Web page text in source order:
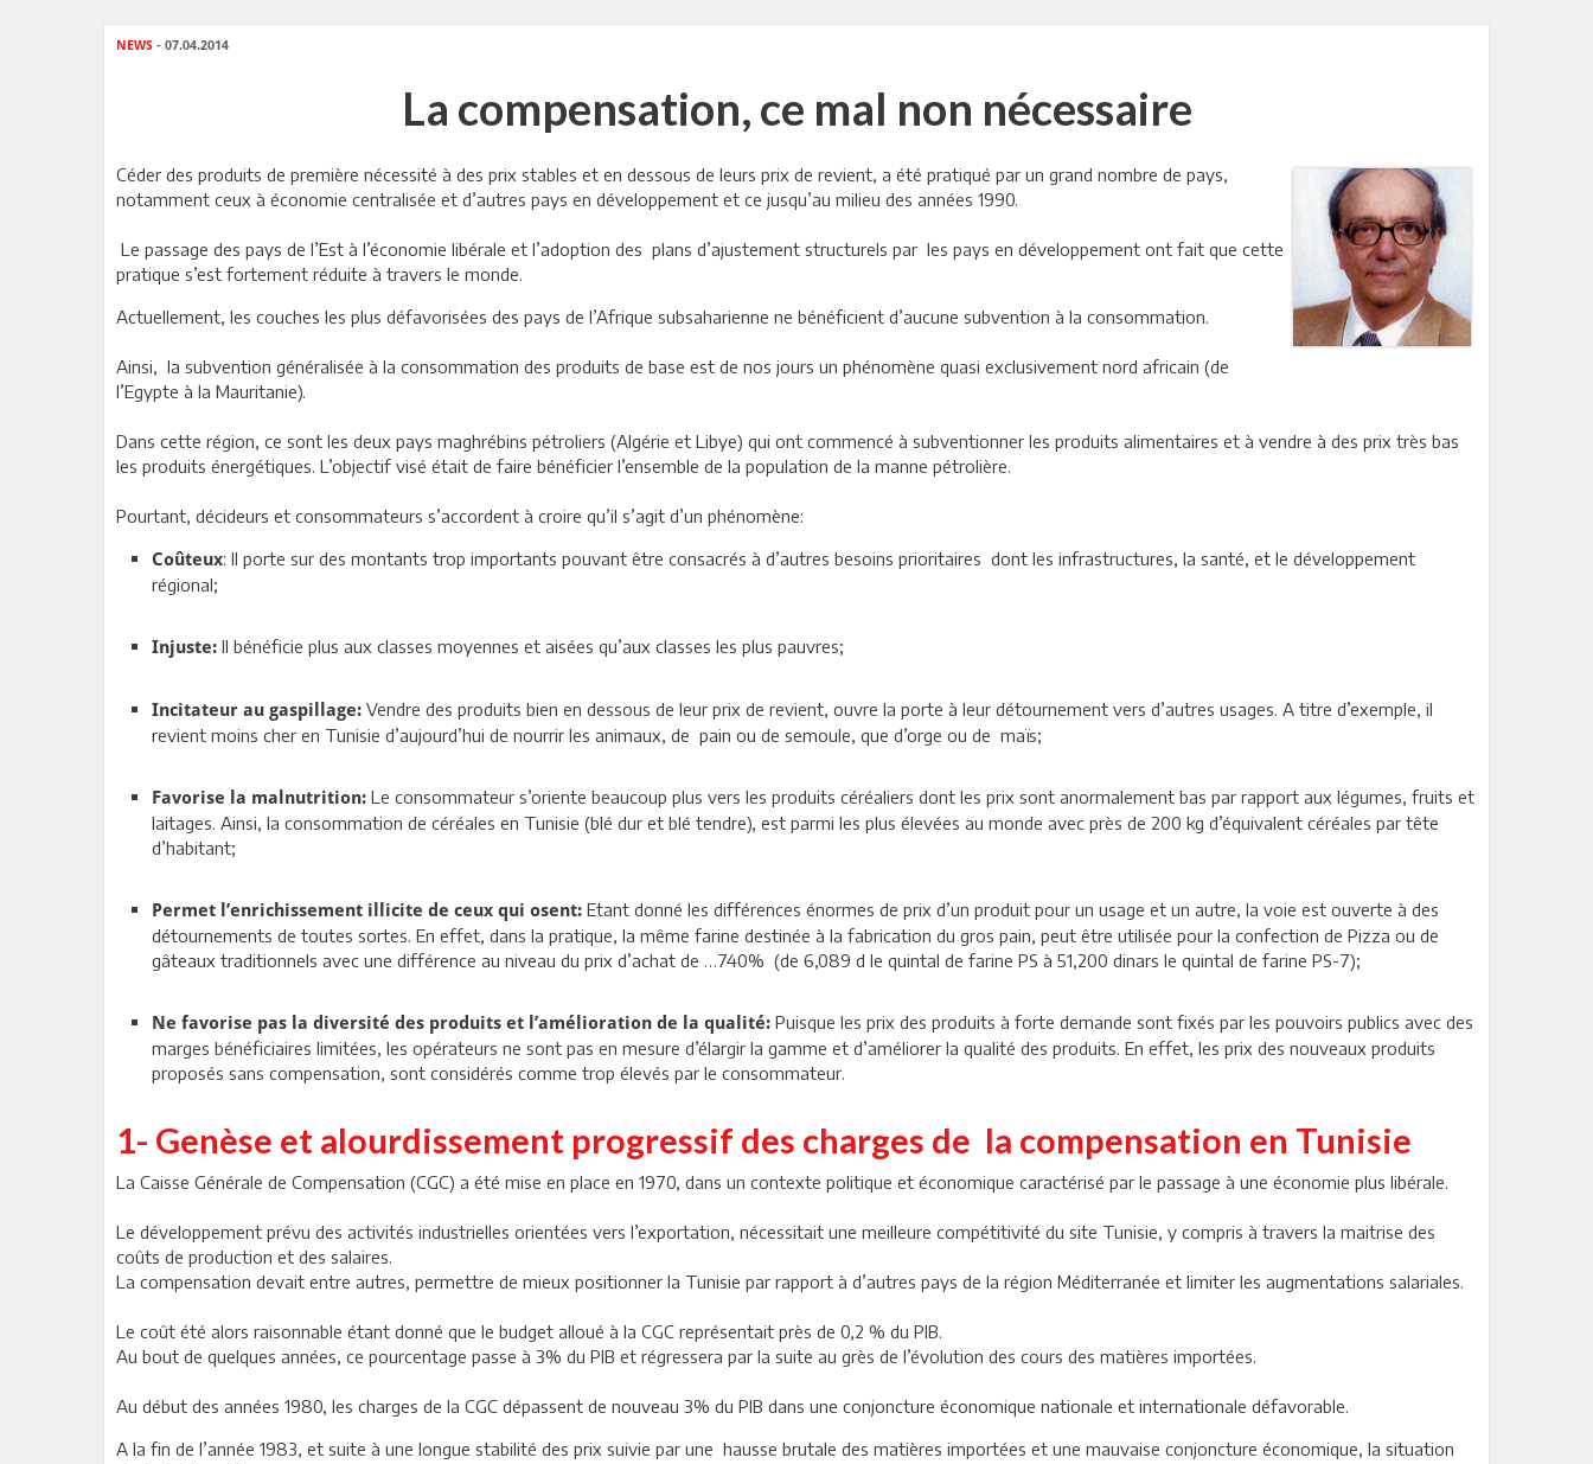
NEWS - 07.04.2014
La compensation, ce mal non nécessaire
Céder des produits de première nécessité à des prix stables et en dessous de leurs prix de revient, a été pratiqué par un grand nombre de pays,
notamment ceux à économie centralisée et d’autres pays en développement et ce jusqu’au milieu des années 1990.
Le passage des pays de l’Est à l’économie libérale et l’adoption des plans d’ajustement structurels par les pays en développement ont fait que cette
pratique s’est fortement réduite à travers le monde.
Actuellement, les couches les plus défavorisées des pays de l’Afrique subsaharienne ne bénéficient d’aucune subvention à la consommation.
Ainsi, la subvention généralisée à la consommation des produits de base est de nos jours un phénomène quasi exclusivement nord africain (de
l’Egypte à la Mauritanie).
Dans cette région, ce sont les deux pays maghrébins pétroliers (Algérie et Libye) qui ont commencé à subventionner les produits alimentaires et à vendre à des prix très bas
les produits énergétiques. L’objectif visé était de faire bénéficier l’ensemble de la population de la manne pétrolière.
Pourtant, décideurs et consommateurs s’accordent à croire qu’il s’agit d’un phénomène:
Coûteux: Il porte sur des montants trop importants pouvant être consacrés à d’autres besoins prioritaires dont les infrastructures, la santé, et le développement
régional;
Injuste: Il bénéficie plus aux classes moyennes et aisées qu’aux classes les plus pauvres;
Incitateur au gaspillage: Vendre des produits bien en dessous de leur prix de revient, ouvre la porte à leur détournement vers d’autres usages. A titre d’exemple, il
revient moins cher en Tunisie d’aujourd’hui de nourrir les animaux, de pain ou de semoule, que d’orge ou de maïs;
Favorise la malnutrition: Le consommateur s’oriente beaucoup plus vers les produits céréaliers dont les prix sont anormalement bas par rapport aux légumes, fruits et
laitages. Ainsi, la consommation de céréales en Tunisie (blé dur et blé tendre), est parmi les plus élevées au monde avec près de 200 kg d’équivalent céréales par tête
d’habitant;
Permet l’enrichissement illicite de ceux qui osent: Etant donné les différences énormes de prix d’un produit pour un usage et un autre, la voie est ouverte à des
détournements de toutes sortes. En effet, dans la pratique, la même farine destinée à la fabrication du gros pain, peut être utilisée pour la confection de Pizza ou de
gâteaux traditionnels avec une différence au niveau du prix d’achat de …740% (de 6,089 d le quintal de farine PS à 51,200 dinars le quintal de farine PS-7);
Ne favorise pas la diversité des produits et l’amélioration de la qualité: Puisque les prix des produits à forte demande sont fixés par les pouvoirs publics avec des
marges bénéficiaires limitées, les opérateurs ne sont pas en mesure d’élargir la gamme et d’améliorer la qualité des produits. En effet, les prix des nouveaux produits
proposés sans compensation, sont considérés comme trop élevés par le consommateur.
1- Genèse et alourdissement progressif des charges de la compensation en Tunisie
La Caisse Générale de Compensation (CGC) a été mise en place en 1970, dans un contexte politique et économique caractérisé par le passage à une économie plus libérale.
Le développement prévu des activités industrielles orientées vers l’exportation, nécessitait une meilleure compétitivité du site Tunisie, y compris à travers la maitrise des
coûts de production et des salaires.
La compensation devait entre autres, permettre de mieux positionner la Tunisie par rapport à d’autres pays de la région Méditerranée et limiter les augmentations salariales.
Le coût été alors raisonnable étant donné que le budget alloué à la CGC représentait près de 0,2 % du PIB.
Au bout de quelques années, ce pourcentage passe à 3% du PIB et régressera par la suite au grès de l’évolution des cours des matières importées.
Au début des années 1980, les charges de la CGC dépassent de nouveau 3% du PIB dans une conjoncture économique nationale et internationale défavorable.
A la fin de l’année 1983, et suite à une longue stabilité des prix suivie par une hausse brutale des matières importées et une mauvaise conjoncture économique, la situation